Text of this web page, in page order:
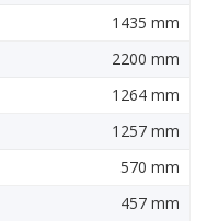
1435 mm
2200 mm
1264 mm
1257 mm
570 mm
457 mm